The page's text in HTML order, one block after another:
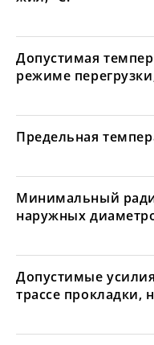
Допустимая
режиме
Предельная
Минимальный
наружных
Допустимые
трассе прокладки,